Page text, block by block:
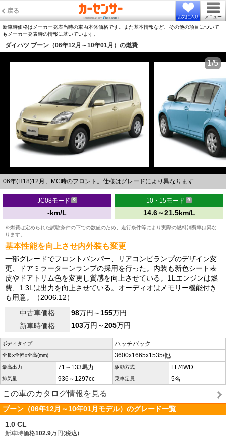
戻る
お気に入り メニュー
新車時価格はメーカー発表当時の車両本体価格です。また基本情報など、その他の項目について
もメーカー発表時の情報に基いています。
ダイハツ ブーン（06年12月～10年01月）の燃費
06年(H18)12月、MC時のフロント。仕様はグレードにより異なります
1/5
JC08モード
-km/L
10・15モード
14.6～21.5km/L
※燃費は定められた試験条件の下での数値のため、走行条件等により実際の燃料消費率は異な
ります。
基本性能を向上させ内外装も変更
一部グレードでフロントバンパー、リアコンビランプのデザイン変
更、ドアミラーターンランプの採用を行った。内装も新色シート表
皮やドアトリム色を変更し質感を向上させている。1Lエンジンは燃
費、1.3Lは出力を向上させている。オーディオはメモリー機能付き
も用意。（2006.12）
中古車価格
98万円～155万円
新車時価格
103万円～205万円
ボディタイプ ハッチバック
全長x全幅x全高(mm) 3600x1665x1535/他
最高出力 71～133馬力 駆動方式 FF/4WD
排気量 936～1297cc 乗車定員 5名
この車のカタログ情報を見る
ブーン（06年12月～10年01月モデル）のグレード一覧
1.0 CL
新車時価格102.9万円(税込)